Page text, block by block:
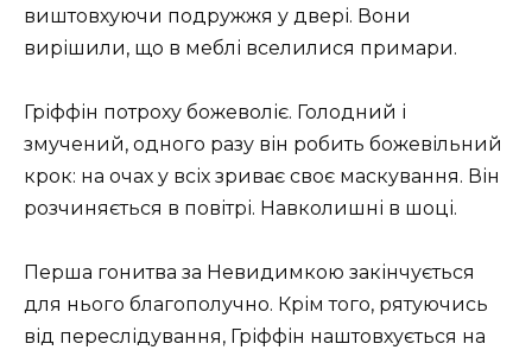
виштовхуючи подружжя у двері. Вони
вирішили, що в меблі вселилися примари.
Гріффін потроху божеволіє. Голодний і
змучений, одного разу він робить божевільний
крок: на очах у всіх зриває своє маскування. Він
розчиняється в повітрі. Навколишні в шоці.
Перша гонитва за Невидимкою закінчується
для нього благополучно. Крім того, рятуючись
від переслідування, Гріффін наштовхується на